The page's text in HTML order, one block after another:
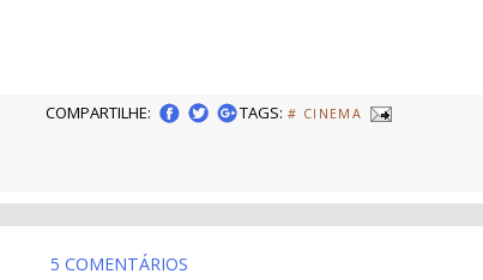
COMPARTILHE: TAGS: # CINEMA
5 COMENTÁRIOS